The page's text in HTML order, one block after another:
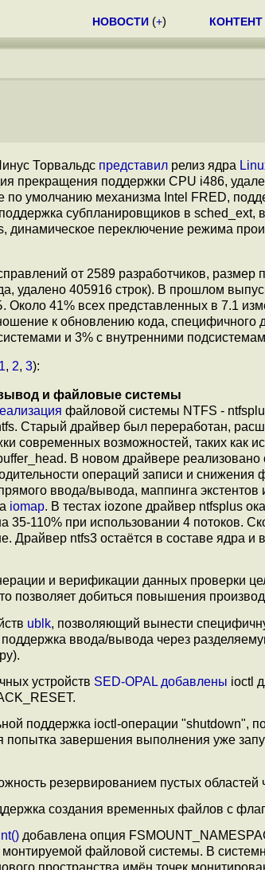
НОВОСТИ (+) КОНТЕНТ
Торвальдс представил релиз ядра
прекращения поддержки CPU i486,
по умолчанию механизма Intel FRED,
субпланировщиков в
динамическое переключение режима
от 2589 разработчиков, размер
удалено 405916 строк). В прошлом
Около 41% всех представленных в 7.1
к обновлению кода, специфичного
и 3% c внутренними
1, 2, 3):
и файловые системы
файловой системы NTFS -
Старый драйвер был переработан,
современных возможностей, таких как
В новом драйвере
операций записи и
ввода/вывода, маппинга экстентов
iomap. В тестах iozone драйвер ntfsplus
110% при использовании 4 потоков.
Драйвер ntfs3 остаётся в составе ядра и
и верификации данных проверки
позволяет добиться повышения
ublk, позволяющий вынести
поддержка ввода/вывода через
устройств SED-OPAL добавлены ioctl
поддержка ioctl-операции "shutdown",
попытка завершения выполнения уже
резервированием пустых областей
создания временных файлов с
добавлена опция
монтируемой файловой системы. В